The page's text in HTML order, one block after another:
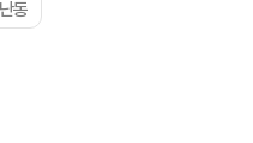
동